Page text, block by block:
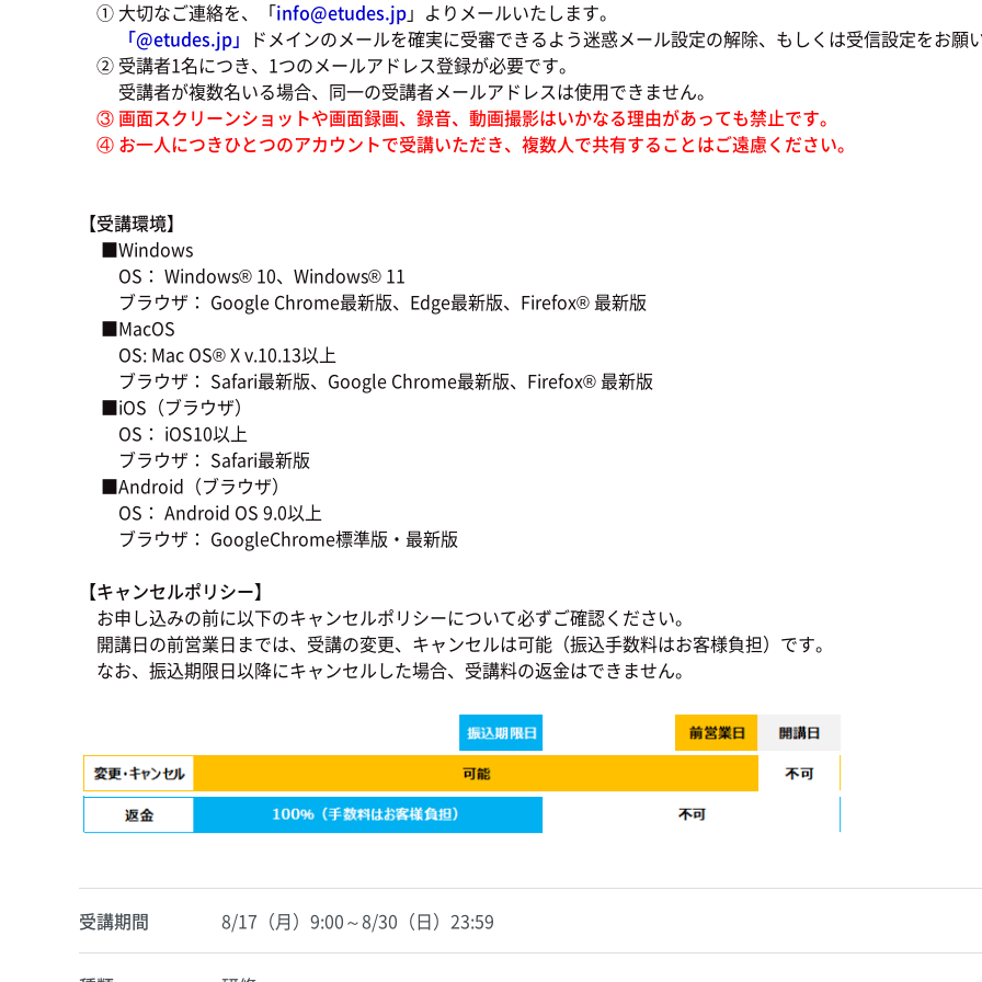
① 大切なご連絡を、「info@etudes.jp」よりメールいたします。
「@etudes.jp」 ドメインのメールを確実に受審できるよう迷惑メール設定の解除、もしくは受信設定をお願
② 受講者1名につき、1つのメールアドレス登録が必要です。
受講者が複数名いる場合、同一の受講者メールアドレスは使用できません。
③ 画面スクリーンショットや画面録画、録音、動画撮影はいかなる理由があっても禁止です。
④ お一人につきひとつのアカウントで受講いただき、複数人で共有することはご遠慮ください。
【受講環境】
■Windows
OS： Windows® 10、Windows® 11
ブラウザ： Google Chrome最新版、Edge最新版、Firefox® 最新版
■MacOS
OS: Mac OS® X v.10.13以上
ブラウザ： Safari最新版、Google Chrome最新版、Firefox® 最新版
■iOS（ブラウザ）
OS： iOS10以上
ブラウザ： Safari最新版
■Android（ブラウザ）
OS： Android OS 9.0以上
ブラウザ： GoogleChrome標準版・最新版
【キャンセルポリシー】
お申し込みの前に以下のキャンセルポリシーについて必ずご確認ください。
開講日の前営業日までは、受講の変更、キャンセルは可能（振込手数料はお客様負担）です。
なお、振込期限日以降にキャンセルした場合、受講料の返金はできません。
受講期間 8/17（月）9:00～8/30（日）23:59